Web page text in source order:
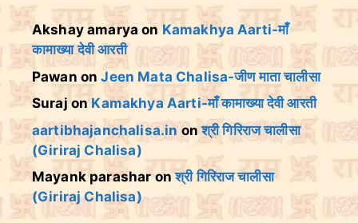
Akshay amarya on Kamakhya Aarti-माँ
कामाख्या देवी आरती
Pawan onJeen Mata Chalisa-जीण माता चालीसा
Suraj on Kamakhya Aarti-माँ कामाख्या देवी आरती
aartibhajanchalisa.in onश्री गिरिराज चालीसा
(Giriraj Chalisa)
Mayank parashar onश्री गिरिराज चालीसा
(Giriraj Chalisa)